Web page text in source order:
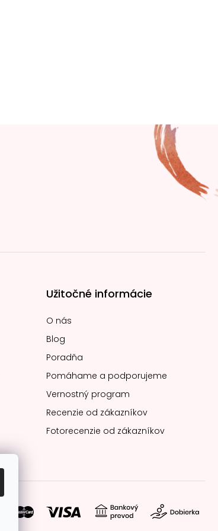
Užitočné informácie
O nás
Blog
Poradňa
Pomáhame a podporujeme
Vernostný program
Recenzie od zákazníkov
Fotorecenzie od zákazníkov